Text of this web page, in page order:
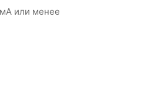
или менее